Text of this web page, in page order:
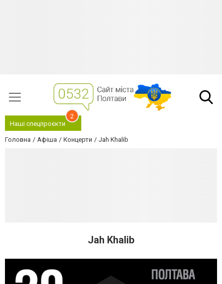
Наші спецпроєкти
2
Головна Афіша Концерти Jah Khalib
Jah Khalib